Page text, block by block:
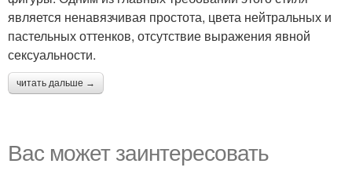
является ненавязчивая простота, цвета нейтральных и
пастельных оттенков, отсутствие выражения явной
сексуальности.
читать дальше →
Вас может заинтересовать